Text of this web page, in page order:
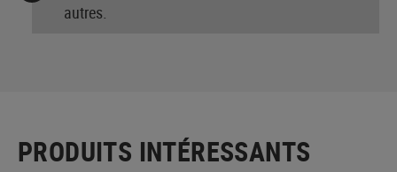
autres.
PRODUITS INTÉRESSANTS